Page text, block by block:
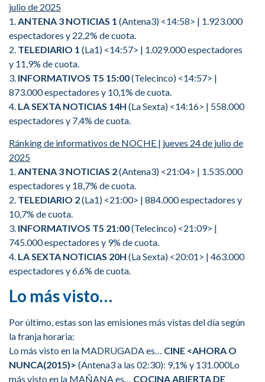
julio de 2025
1. ANTENA 3 NOTICIAS 1 (Antena3) <14:58> | 1.923.000
espectadores y 22,2% de cuota.
2. TELEDIARIO 1 (La1) <14:57> | 1.029.000 espectadores
y 11,9% de cuota.
3. INFORMATIVOS T5 15:00(Telecinco) <14:57> |
873.000 espectadores y 10,1% de cuota.
4. LA SEXTA NOTICIAS 14H (La Sexta) <14:16> | 558.000
espectadores y 7,4% de cuota.
Ránking de informativos de NOCHE | jueves 24 de julio de
2025
1.ANTENA 3 NOTICIAS 2(Antena3) <21:04> | 1.535.000
espectadores y 18,7% de cuota.
2. TELEDIARIO 2(La1) <21:00> | 884.000 espectadores y
10,7% de cuota.
3. INFORMATIVOS T5 21:00(Telecinco) <21:09> |
745.000 espectadores y 9% de cuota.
4. LA SEXTA NOTICIAS 20H (La Sexta) <20:01> | 463.000
espectadores y 6,6% de cuota.
Lo más visto…
Por último, estas son las emisiones más vistas del día según
la franja horaria:
Lo más visto en la MADRUGADA es… CINE <AHORA O
NUNCA(2015)> (Antena3 a las 02:30): 9,1% y 131.000Lo
más visto en la MAÑANA es… COCINA ABIERTA DE